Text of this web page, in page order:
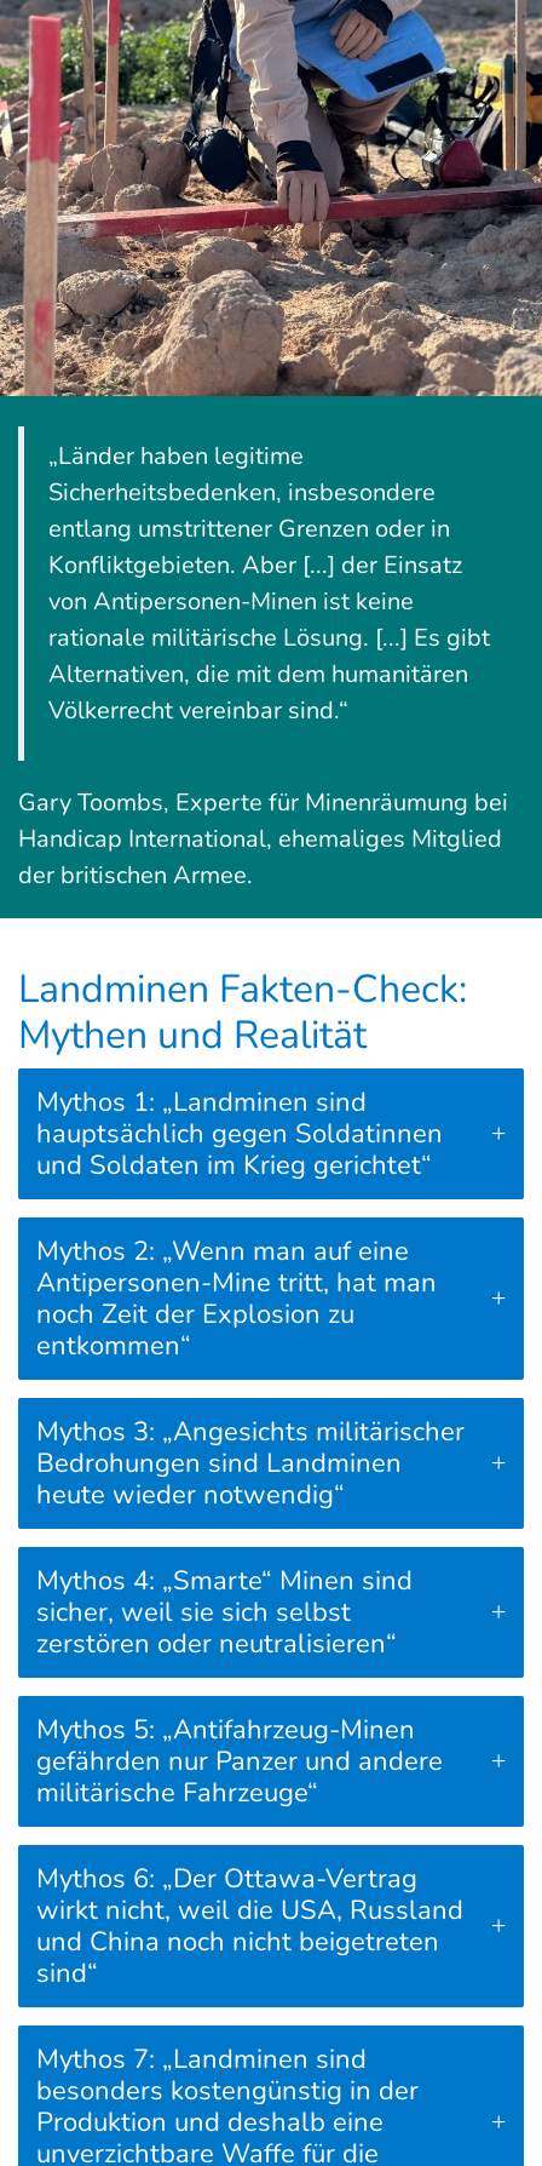
„Länder haben legitime
Sicherheitsbedenken, insbesondere
entlang umstrittener Grenzen oder in
Konfliktgebieten. Aber [...] der Einsatz
von Antipersonen-Minen ist keine
rationale militärische Lösung. [...] Es gibt
Alternativen, die mit dem humanitären
Völkerrecht vereinbar sind.“
Gary Toombs, Experte für Minenräumung bei
Handicap International, ehemaliges Mitglied
der britischen Armee.
Landminen Fakten-Check:
Mythen und Realität
Mythos 1: „Landminen sind
hauptsächlich gegen Soldatinnen
und Soldaten im Krieg gerichtet“
Mythos 2: „Wenn man auf eine
Antipersonen-Mine tritt, hat man
noch Zeit der Explosion zu
entkommen“
Mythos 3: „Angesichts militärischer
Bedrohungen sind Landminen
heute wieder notwendig“
Mythos 4: „Smarte“ Minen sind
sicher, weil sie sich selbst
zerstören oder neutralisieren“
Mythos 5: „Antifahrzeug-Minen
gefährden nur Panzer und andere
militärische Fahrzeuge“
Mythos 6: „Der Ottawa-Vertrag
wirkt nicht, weil die USA, Russland
und China noch nicht beigetreten
sind“
Mythos 7: „Landminen sind
besonders kostengünstig in der
Produktion und deshalb eine
unverzichtbare Waffe für die